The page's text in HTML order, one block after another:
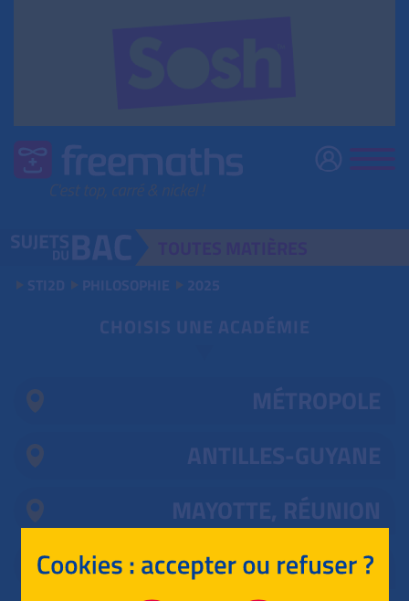
STI2D PHILOSOPHIE 2025
CHOISIS UNE ACADÉMIE
MÉTROPOLE
ANTILLES-GUYANE
MAYOTTE, RÉUNION
POLYNÉSIE